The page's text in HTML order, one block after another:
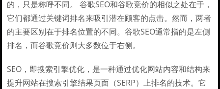
的，只是称呼不同。 谷歌SEO和谷歌竞价的相似之处在于，
它们都通过关键词排名来吸引潜在顾客的点击。然而，两者
的主要区别在于排名位置的不同。谷歌SEO通常指的是左侧
排名，而谷歌竞价则大多数位于右侧。
SEO，即搜索引擎优化，是一种通过优化网站内容和结构来
提升网站在搜索引擎结果页面（SERP）上排名的技术。它